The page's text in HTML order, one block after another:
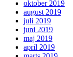
oktober 2019
august 2019
juli 2019
juni 2019
maj 2019
april 2019